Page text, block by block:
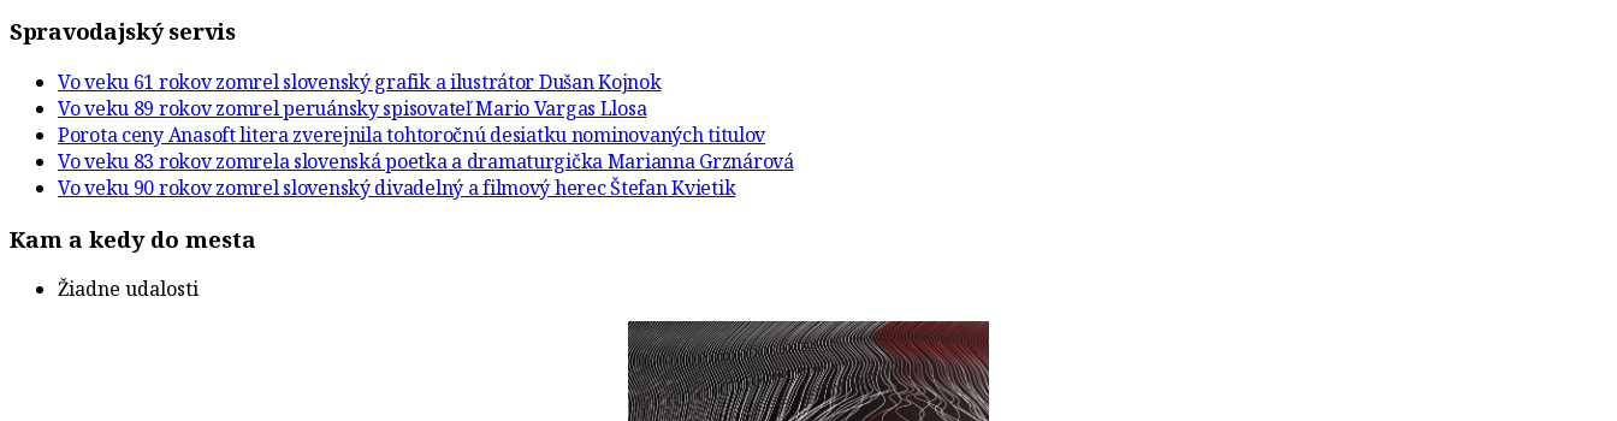
Spravodajský servis
Vo veku 61 rokov zomrel slovenský grafik a ilustrátor Dušan Kojnok
Vo veku 89 rokov zomrel peruánsky spisovateľ Mario Vargas Llosa
Porota ceny Anasoft litera zverejnila tohtoročnú desiatku nominovaných titulov
Vo veku 83 rokov zomrela slovenská poetka a dramaturgička Marianna Grznárová
Vo veku 90 rokov zomrel slovenský divadelný a filmový herec Štefan Kvietik
Kam a kedy do mesta
Žiadne udalosti